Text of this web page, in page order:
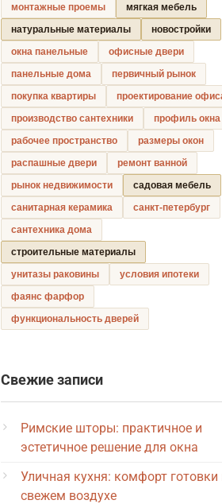
монтажные проемы
мягкая мебель
натуральные материалы
новостройки
окна панельные
офисные двери
панельные дома
первичный рынок
покупка квартиры
проектирование
производство сантехники
профиль окна
рабочее пространство
размеры окон
распашные двери
ремонт ванной
рынок недвижимости
садовая мебель
санитарная керамика
санкт-петербург
сантехника дома
строительные материалы
унитазы раковины
условия ипотеки
фаянс фарфор
функциональность дверей
Свежие записи
Римские шторы: практичное и
эстетичное решение для окна
Уличная кухня: комфорт готовки
свежем воздухе